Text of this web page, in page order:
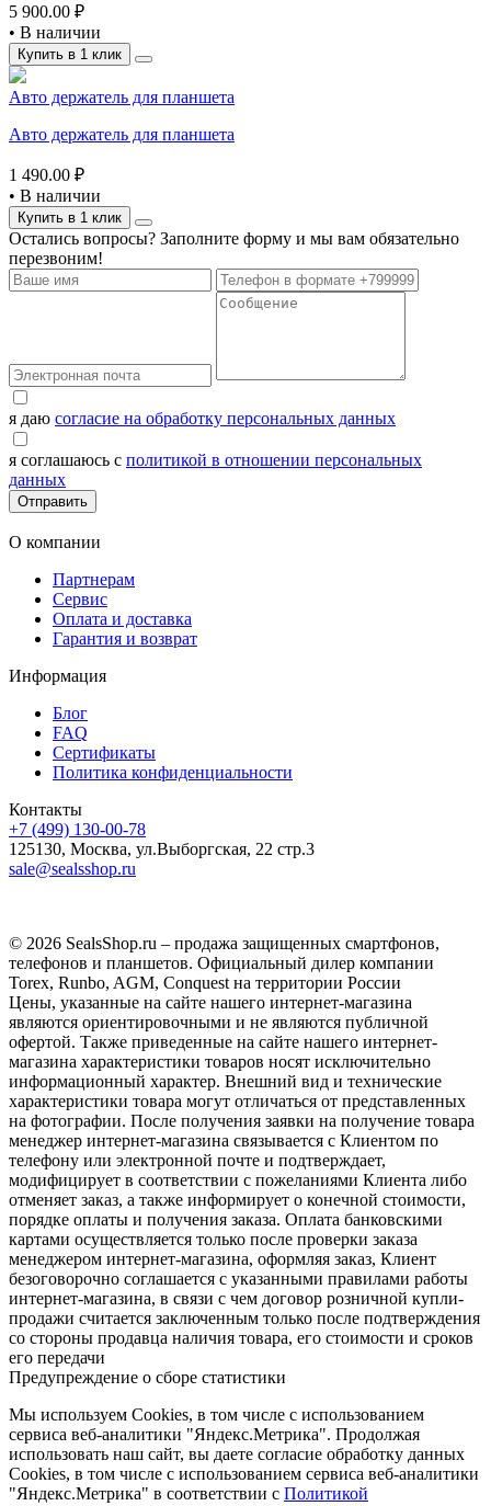
5 900.00 ₽
• В наличии
Купить в 1 клик
Авто держатель для планшета
Авто держатель для планшета
1 490.00 ₽
• В наличии
Купить в 1 клик
Остались вопросы? Заполните форму и мы вам обязательно
перезвоним!
я даю согласие на обработку персональных данных
я соглашаюсь с политикой в отношении персональных
данных
Отправить
О компании
Партнерам
Сервис
Оплата и доставка
Гарантия и возврат
Информация
Блог
FAQ
Сертификаты
Политика конфиденциальности
Контакты
+7 (499) 130-00-78
125130, Москва, ул.Выборгская, 22 стр.3
sale@sealsshop.ru
© 2026 SealsShop.ru – продажа защищенных смартфонов,
телефонов и планшетов. Официальный дилер компании
Torex, Runbo, AGM, Conquest на территории России
Цены, указанные на сайте нашего интернет-магазина
являются ориентировочными и не являются публичной
офертой. Также приведенные на сайте нашего интернет-
магазина характеристики товаров носят исключительно
информационный характер. Внешний вид и технические
характеристики товара могут отличаться от представленных
на фотографии. После получения заявки на получение товара
менеджер интернет-магазина связывается с Клиентом по
телефону или электронной почте и подтверждает,
модифицирует в соответствии с пожеланиями Клиента либо
отменяет заказ, а также информирует о конечной стоимости,
порядке оплаты и получения заказа. Оплата банковскими
картами осуществляется только после проверки заказа
менеджером интернет-магазина, оформляя заказ, Клиент
безоговорочно соглашается с указанными правилами работы
интернет-магазина, в связи с чем договор розничной купли-
продажи считается заключенным только после подтверждения
со стороны продавца наличия товара, его стоимости и сроков
его передачи
Предупреждение о сборе статистики
Мы используем Cookies, в том числе с использованием
сервиса веб-аналитики "Яндекс.Метрика". Продолжая
использовать наш сайт, вы даете согласие обработку данных
Cookies, в том числе с использованием сервиса веб-аналитики
"Яндекс.Метрика" в соответствии с Политикой